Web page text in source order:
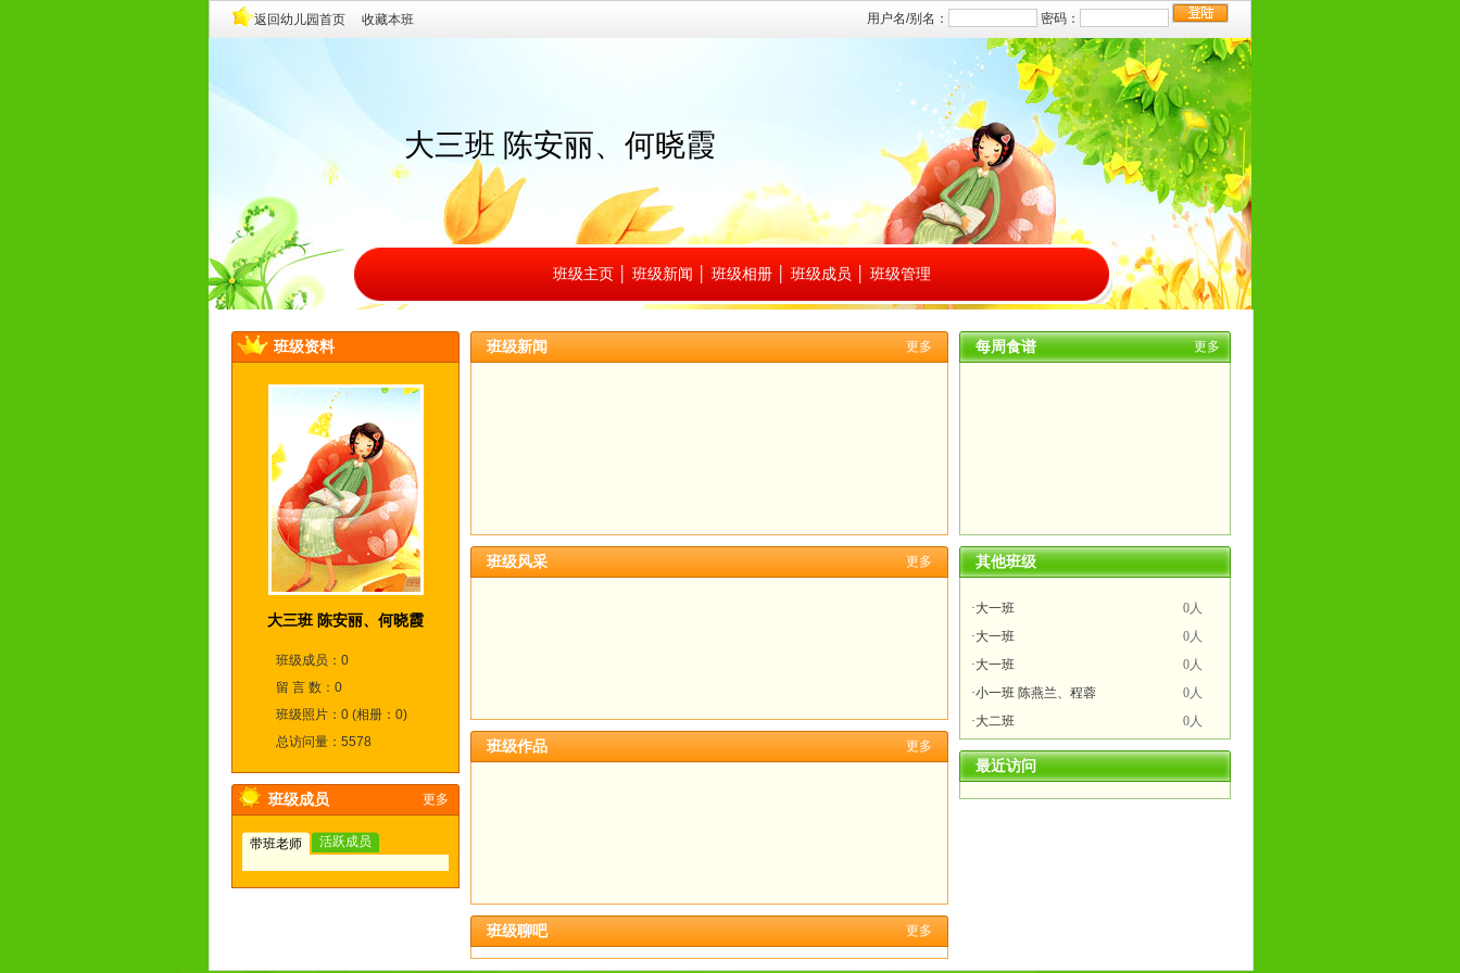
大三班 陈安丽、何晓霞
班级主页 班级新闻 班级相册 班级成员 班级管理
班级资料
大三班 陈安丽、何晓霞
班级成员：0
留 言 数：0
班级照片：0 (相册：0)
总访问量：5578
班级成员 更多
带班老师 活跃成员
班级新闻 更多
班级风采 更多
班级作品 更多
班级聊吧 更多
每周食谱 更多
其他班级
·大一班
0人
·大一班
0人
·大一班
0人
·小一班 陈燕兰、程蓉
0人
·大二班
0人
·大二班
0人
·大一班
0人
最近访问